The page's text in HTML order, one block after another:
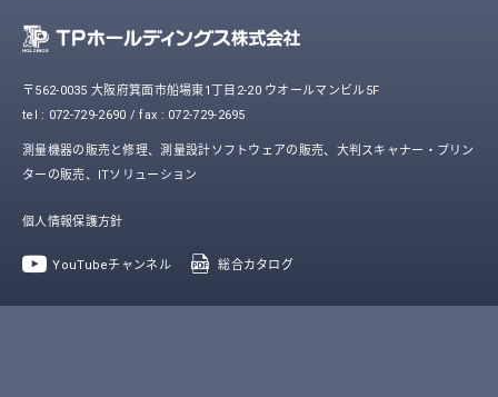
〒562-0035 大阪府箕面市船場東1丁目2-20 ウオールマンビル5F
tel : 072-729-2690 / fax : 072-729-2695
測量機器の販売と修理、測量設計ソフトウェアの販売、大判スキャナー・プリン
ターの販売、ITソリューション
個人情報保護方針
YouTubeチャンネル 総合カタログ